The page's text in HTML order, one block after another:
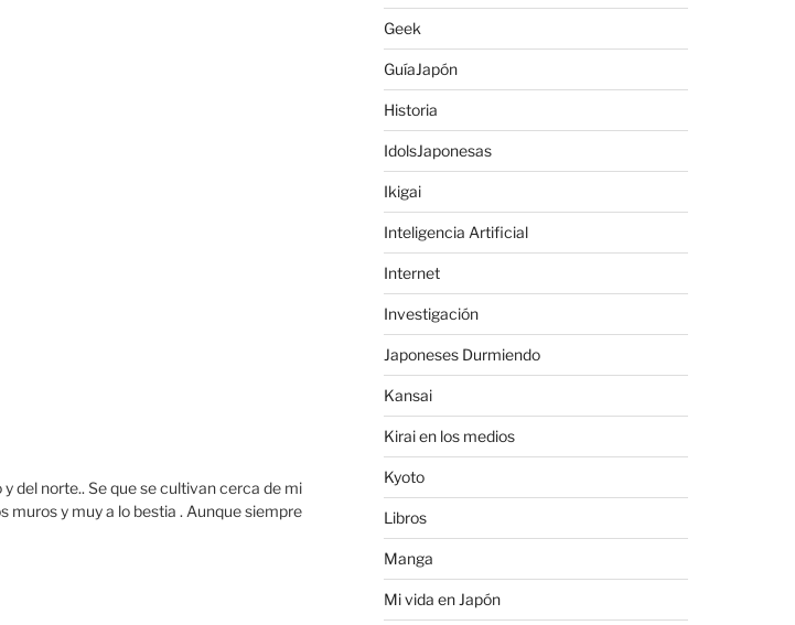
del norte.. Se que se cultivan cerca de mi
muros y muy a lo bestia . Aunque siempre
Geek
GuíaJapón
Historia
IdolsJaponesas
Ikigai
Inteligencia Artificial
Internet
Investigación
Japoneses Durmiendo
Kansai
Kirai en los medios
Kyoto
Libros
Manga
Mi vida en Japón